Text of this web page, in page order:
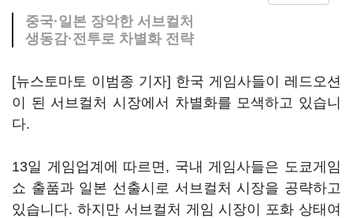
중국·일본 장악한 서브컬처
생동감·전투로 차별화 전략
[뉴스토마토 이범종 기자] 한국 게임사들이 레드오션
이 된 서브컬처 시장에서 차별화를 모색하고 있습니
다.
13일 게임업계에 따르면, 국내 게임사들은 도쿄게임
쇼 출품과 일본 선출시로 서브컬처 시장을 공략하고
있습니다. 하지만 서브컬처 게임 시장이 포화 상태여